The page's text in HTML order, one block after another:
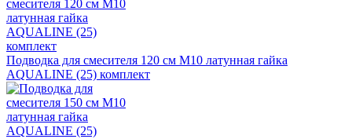
Подводка для смесителя 120 см М10 латунная гайка
AQUALINE (25) комплект